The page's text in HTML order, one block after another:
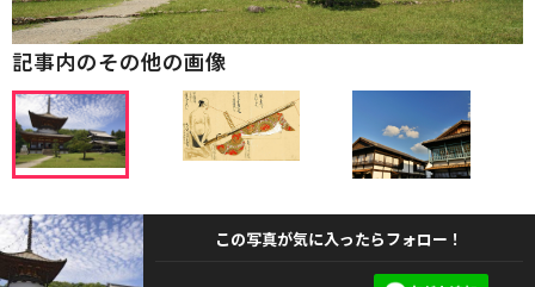
記事内のその他の画像
この写真が気に入ったらフォロー！